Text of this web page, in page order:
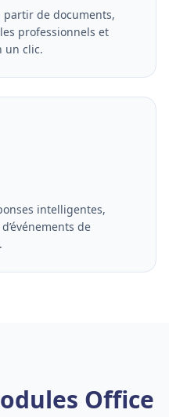
partir de documents,
professionnels et
un clic.
intelligentes,
de
Office